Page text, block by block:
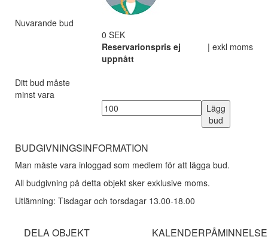
Nuvarande bud
0 SEK
| exkl moms
Reservarionspris ej
uppnått
Ditt bud måste
minst vara
Lägg
bud
BUDGIVNINGSINFORMATION
Man måste vara inloggad som medlem för att lägga bud.
All budgivning på detta objekt sker exklusive moms.
Utlämning: Tisdagar och torsdagar 13.00-18.00
DELA OBJEKT KALENDERPÅMINNELSE